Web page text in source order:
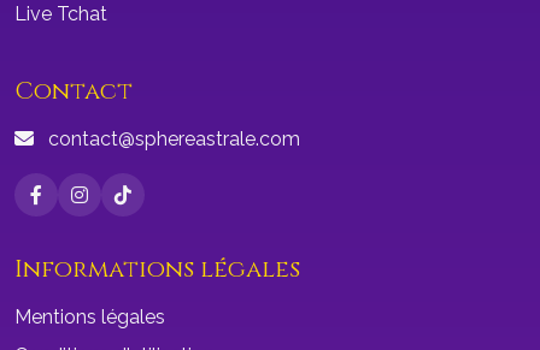
Live Tchat
Contact
contact@sphereastrale.com
Informations légales
Mentions légales